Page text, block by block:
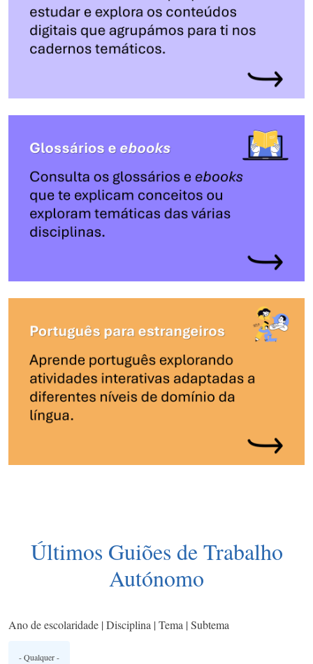
Últimos Guiões de Trabalho
Autónomo
Ano de escolaridade | Disciplina | Tema | Subtema